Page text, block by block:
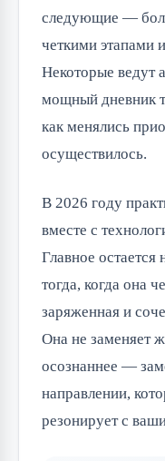
следующие —
четкими этапами
Некоторые ведут
мощный дневник
как менялись
осуществилось.
В 2026 году
вместе с
Главное
тогда, когда она
заряженная и
Она не заменяет
осознаннее —
направлении,
резонирует с